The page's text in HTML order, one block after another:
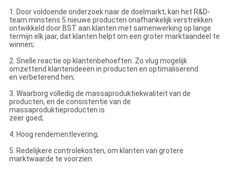
1. Door voldoende onderzoek naar de doelmarkt, kan het R&D-
team minstens 5 nieuwe producten onafhankelijk verstrekken
ontwikkeld door BST aan klanten met samenwerking op lange
termijn elk jaar, dat klanten helpt om een groter marktaandeel te
winnen;
2. Snelle reactie op klantenbehoeften. Zo vlug mogelijk
omzettend klantenideeën in producten en optimaliserend
en verbeterend hen;
3. Waarborg volledig de massaproduktiekwaliteit van de
producten, en de consistentie van de
massaproduktieproducten is
zeer goed;
4. Hoog rendementlevering;
5. Redelijkere controlekosten, om klanten van grotere
marktwaarde te voorzien.